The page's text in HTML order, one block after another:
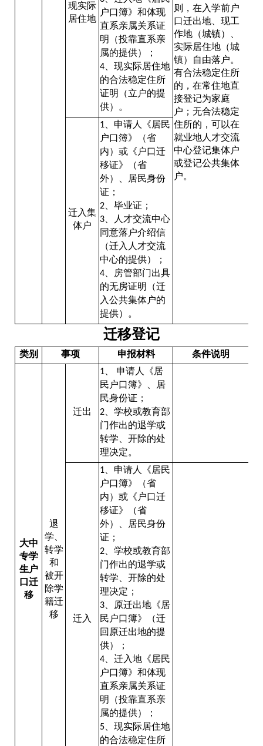
则，在入学前户
口迁出地、现工
作地（城镇）、
实际居住地（城
镇）自由落户。
有合法稳定住所
的，在常住地直
接登记为家庭
户；无合法稳定
住所的，可以在
就业地人才交流
中心登记集体户
或登记公共集体
户。
现实际
居住地
户口簿》和体现
直系亲属关系证
明（投靠直系亲
属的提供）；
4 、现实际居住地
的合法稳定住所
证明（立户的提
供）。
迁入集
体户
1 、申请人《居民
户口簿》（省
内）或《户口迁
移证》（省
外）、居民身份
证；
2 、毕业证；
3 、人才交流中心
同意落户介绍信
（迁入人才交流
中心的提供）；
4 、房管部门出具
的无房证明（迁
入公共集体户的
提供）。
迁移登记
类别 事项 申报材料 条件说明
大中
专学
生户
口迁
移
退
学、
转学
和
被开
除学
籍迁
移
迁出
1
申请人《居
民户口簿》、居
民身份证；
2 、学校或教育部
门作出的退学或
转学、开除的处
理决定。
迁入
1 、申请人《居民
户口簿》（省
内）或《户口迁
移证》（省
外）、居民身份
证；
2 、学校或教育部
门作出的退学或
转学、开除的处
理决定；
3 、原迁出地《居
民户口簿》（迁
回原迁出地的提
供）；
4 、迁入地《居民
户口簿》和体现
直系亲属关系证
明（投靠直系亲
属的提供）；
5 、现实际居住地
的合法稳定住所